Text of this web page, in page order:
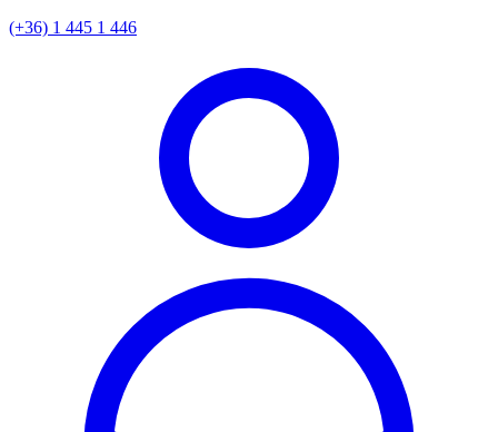
(+36) 1 445 1 446